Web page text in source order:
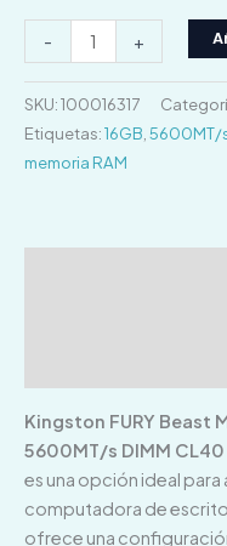
- +
SKU:100016317
Etiquetas:16GB 5600MT/
memoria RAM
Kingston FURY Beast
5600MT/s DIMM
es una opción ideal
computadora de
ofrece una